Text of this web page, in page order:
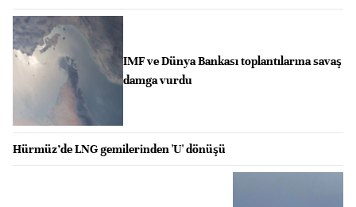
IMF ve Dünya Bankası toplantılarına savaş
damga vurdu
Hürmüz’de LNG gemilerinden 'U' dönüşü